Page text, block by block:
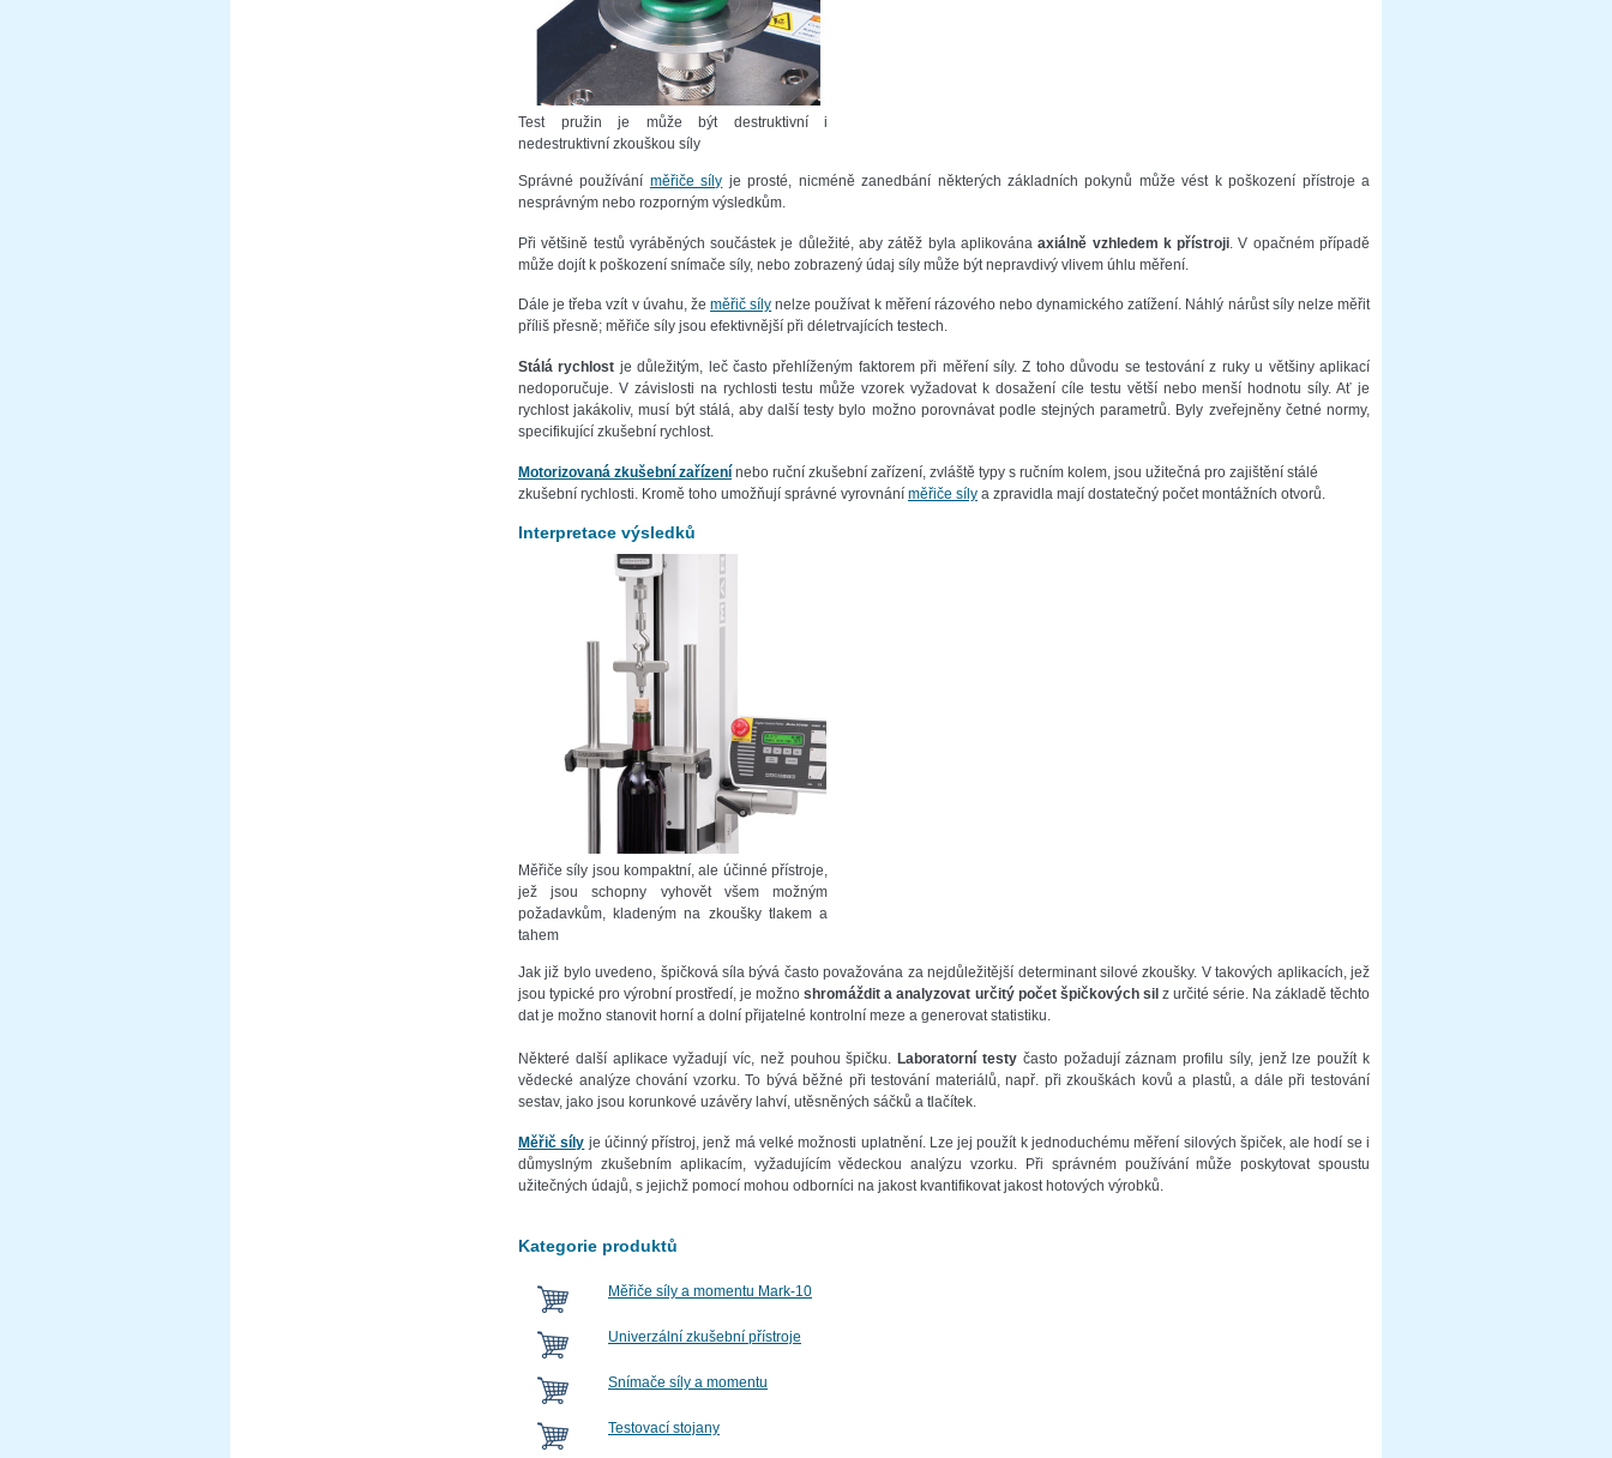
Test pružin je může být destruktivní i
nedestruktivní zkouškou síly
Správné používání měřiče síly je prosté, nicméně zanedbání některých základních pokynů může vést k poškození přístroje a
nesprávným nebo rozporným výsledkům.
Při většině testů vyráběných součástek je důležité, aby zátěž byla aplikovánaaxiálně vzhledem k přístroji. V opačném případě
může dojít k poškození snímače síly, nebo zobrazený údaj síly může být nepravdivý vlivem úhlu měření.
Dále je třeba vzít v úvahu, že měřič síly nelze používat k měření rázového nebo dynamického zatížení. Náhlý nárůst síly nelze měřit
příliš přesně; měřiče síly jsou efektivnější při déletrvajících testech.
Stálá rychlost je důležitým, leč často přehlíženým faktorem při měření síly. Z toho důvodu se testování z ruky u většiny aplikací
nedoporučuje. V závislosti na rychlosti testu může vzorek vyžadovat k dosažení cíle testu větší nebo menší hodnotu síly. Ať je
rychlost jakákoliv, musí být stálá, aby další testy bylo možno porovnávat podle stejných parametrů. Byly zveřejněny četné normy,
specifikující zkušební rychlost.
Motorizovaná zkušební zařízení nebo ruční zkušební zařízení, zvláště typy s ručním kolem, jsou užitečná pro zajištění stálé
zkušební rychlosti. Kromě toho umožňují správné vyrovnání měřiče síly a zpravidla mají dostatečný počet montážních otvorů.
Interpretace výsledků
Měřiče síly jsou kompaktní, ale účinné přístroje,
jež jsou schopny vyhovět všem možným
požadavkům, kladeným na zkoušky tlakem a
tahem
Jak již bylo uvedeno, špičková síla bývá často považována za nejdůležitější determinant silové zkoušky. V takových aplikacích, jež
jsou typické pro výrobní prostředí, je možnoshromáždit a analyzovat určitý počet špičkových sil z určité série. Na základě těchto
dat je možno stanovit horní a dolní přijatelné kontrolní meze a generovat statistiku.
Některé další aplikace vyžadují víc, než pouhou špičku. Laboratorní testy často požadují záznam profilu síly, jenž lze použít k
vědecké analýze chování vzorku. To bývá běžné při testování materiálů, např. při zkouškách kovů a plastů, a dále při testování
sestav, jako jsou korunkové uzávěry lahví, utěsněných sáčků a tlačítek.
Měřič síly je účinný přístroj, jenž má velké možnosti uplatnění. Lze jej použít k jednoduchému měření silových špiček, ale hodí se i
důmyslným zkušebním aplikacím, vyžadujícím vědeckou analýzu vzorku. Při správném používání může poskytovat spoustu
užitečných údajů, s jejichž pomocí mohou odborníci na jakost kvantifikovat jakost hotových výrobků.
Kategorie produktů
Měřiče síly a momentu Mark-10
Univerzální zkušební přístroje
Snímače síly a momentu
Testovací stojany